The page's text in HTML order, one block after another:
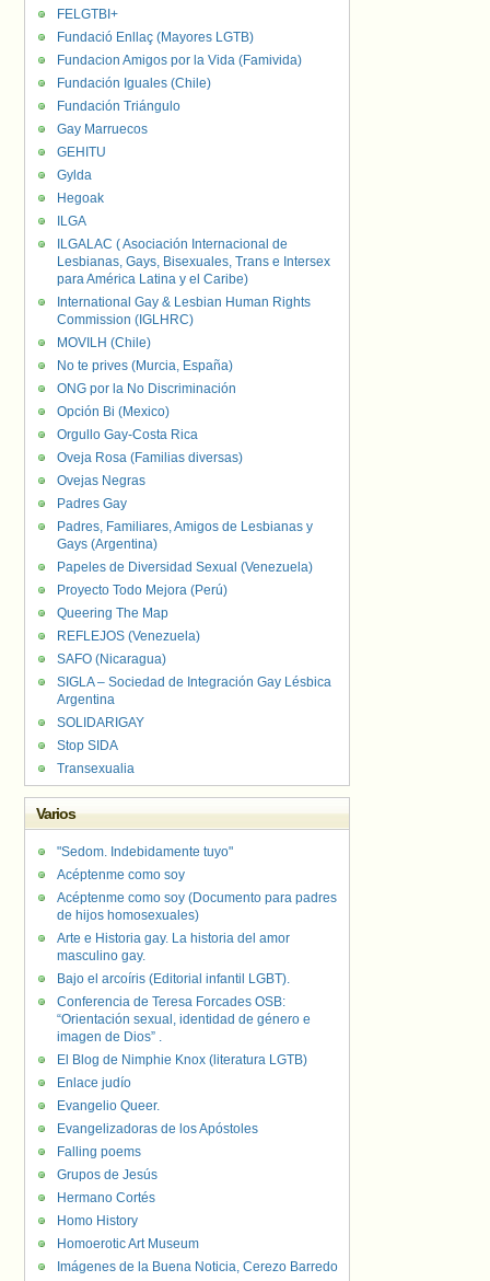
FELGTBI+
Fundació Enllaç (Mayores LGTB)
Fundacion Amigos por la Vida (Famivida)
Fundación Iguales (Chile)
Fundación Triángulo
Gay Marruecos
GEHITU
Gylda
Hegoak
ILGA
ILGALAC ( Asociación Internacional de
Lesbianas, Gays, Bisexuales, Trans e Intersex
para América Latina y el Caribe)
International Gay & Lesbian Human Rights
Commission (IGLHRC)
MOVILH (Chile)
No te prives (Murcia, España)
ONG por la No Discriminación
Opción Bi (Mexico)
Orgullo Gay-Costa Rica
Oveja Rosa (Familias diversas)
Ovejas Negras
Padres Gay
Padres, Familiares, Amigos de Lesbianas y
Gays (Argentina)
Papeles de Diversidad Sexual (Venezuela)
Proyecto Todo Mejora (Perú)
Queering The Map
REFLEJOS (Venezuela)
SAFO (Nicaragua)
SIGLA – Sociedad de Integración Gay Lésbica
Argentina
SOLIDARIGAY
Stop SIDA
Transexualia
Varios
"Sedom. Indebidamente tuyo"
Acéptenme como soy
Acéptenme como soy (Documento para padres
de hijos homosexuales)
Arte e Historia gay. La historia del amor
masculino gay.
Bajo el arcoíris (Editorial infantil LGBT).
Conferencia de Teresa Forcades OSB:
“Orientación sexual, identidad de género e
imagen de Dios” .
El Blog de Nimphie Knox (literatura LGTB)
Enlace judío
Evangelio Queer.
Evangelizadoras de los Apóstoles
Falling poems
Grupos de Jesús
Hermano Cortés
Homo History
Homoerotic Art Museum
Imágenes de la Buena Noticia, Cerezo Barredo